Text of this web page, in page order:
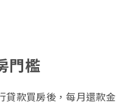
門檻
貸款買房後，每月還款金